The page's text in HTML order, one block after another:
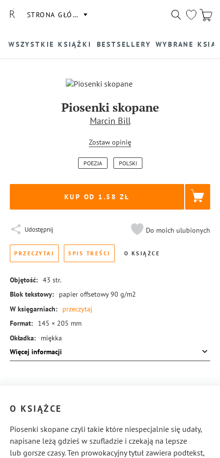
STRONA GŁÓWNA
WSZYSTKIE KSIĄŻKI BESTSELLERY WYBRANE
Piosenki skopane
Marcin Bill
Zostaw opinię
POEZJA POLSKI
KUP OD 1.58
Udostępnij Do moich ulubionych
PRZECZYTAJ SPIS TREŚCI O KSIĄŻCE
Objętość: 43 str.
Blok tekstowy:
papier offsetowy 90 g/m2
W księgarniach:
przeczytaj
Format:
145 × 205 mm
Okładka:
miękka
Rodzaj oprawy: blok klejony
Więcej informacji
O KSIĄŻCE
Piosenki skopane czyli takie które niespecjalnie się udały,
napisane leżą gdzieś w szufladzie i czekają na lepsze
lub gorsze czasy. Ten prowokacyjny tytuł zawiera podtekst,